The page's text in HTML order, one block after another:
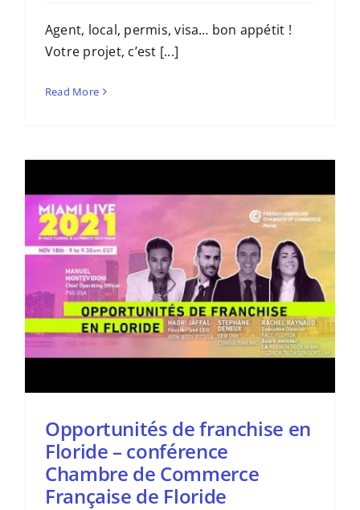
Agent, local, permis, visa… bon appétit !
Votre projet, c’est [...]
Read More
Opportunités de franchise en
Floride – conférence
Chambre de Commerce
Française de Floride